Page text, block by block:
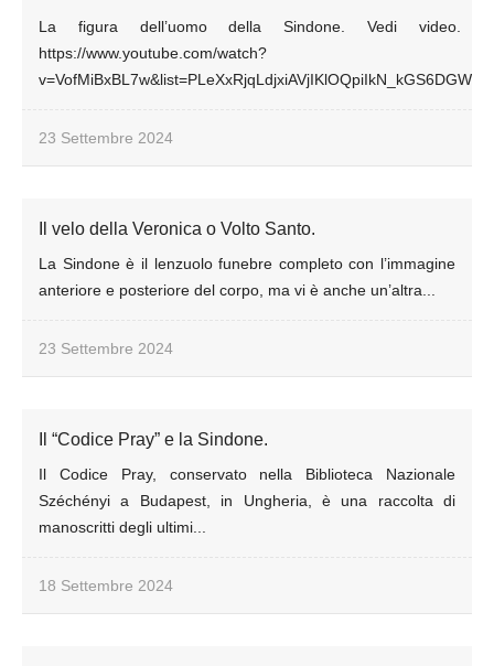
La figura dell’uomo della Sindone. Vedi video.
https://www.youtube.com/watch?
23 Settembre 2024
Il velo della Veronica o Volto Santo.
La Sindone è il lenzuolo funebre completo con l’immagine
anteriore e posteriore del corpo, ma vi è anche un’altra...
23 Settembre 2024
Il “Codice Pray” e la Sindone.
Il Codice Pray, conservato nella Biblioteca Nazionale
Széchényi a Budapest, in Ungheria, è una raccolta di
manoscritti degli ultimi...
18 Settembre 2024